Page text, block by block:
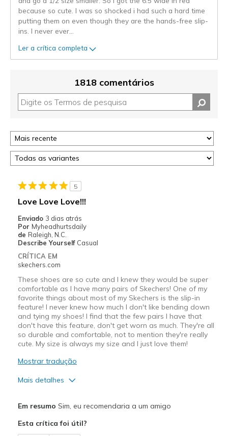
because so cute. I was so shocked i had such a hard time
putting them on even though they are the hands-free slip-
ins. I never ever
Ler a crítica completa
1818 comentários
5
Love Love Love!!!
Enviado 3 dias atrás
Por Myheadhurtsdaily
de Raleigh, N.C.
Describe Yourself Casual
CRÍTICA EM
skechers.com
These shoes are so cute and I knew they would be super
comfortable as I have many pairs of Skechers! One of my
favorite things about most of my Skechers is the slip-in
feature! I never knew how much I don't like bending down
and tying my shoes! I find that the few pairs I have that
don't have this feature, don't get worn as much. They're all
so durable and comfortable, not to mention they're really
cute. My size is always my size and I just love them!
Mostrar tradução
Mais detalhes
Breathe Well
Em resumo Sim, eu recomendaria a um amigo
Esta crítica foi útil?